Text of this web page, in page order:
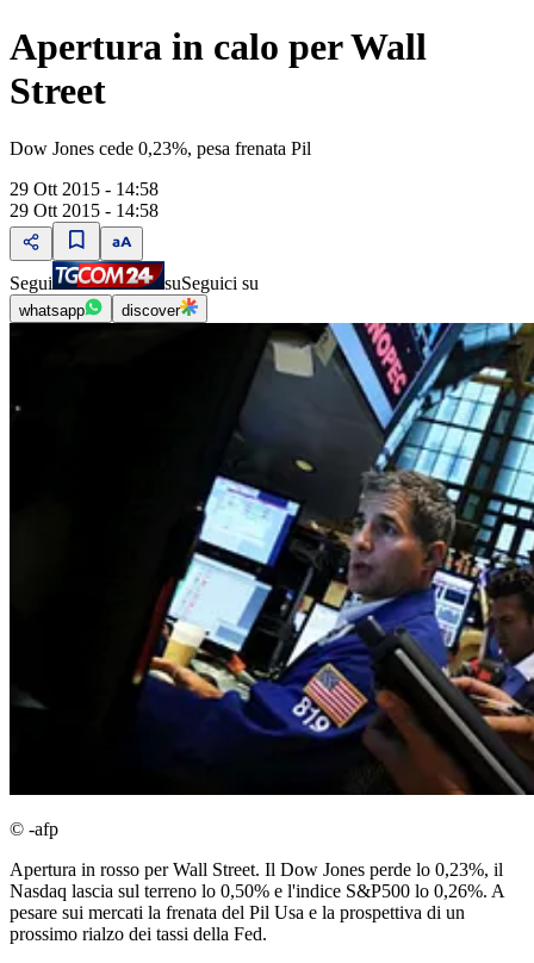
Apertura in calo per Wall
Street
Dow Jones cede 0,23%, pesa frenata Pil
29 Ott 2015 - 14:58
29 Ott 2015 - 14:58
Segui suSeguici su
whatsapp discover
© -afp
Apertura in rosso per Wall Street. Il Dow Jones perde lo 0,23%, il
Nasdaq lascia sul terreno lo 0,50% e l'indice S&P500 lo 0,26%. A
pesare sui mercati la frenata del Pil Usa e la prospettiva di un
prossimo rialzo dei tassi della Fed.